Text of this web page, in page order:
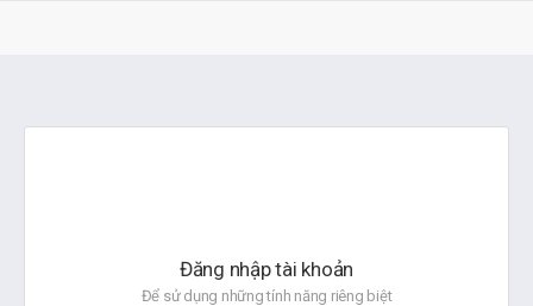
Đăng nhập tài khoản
Để sử dụng những tính năng riêng biệt